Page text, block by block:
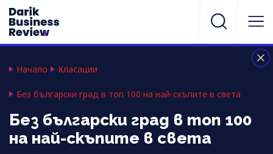
Начало Класации
Без български град в топ 100 на най-скъпите в света
Без български град в топ 100
на най-скъпите в света